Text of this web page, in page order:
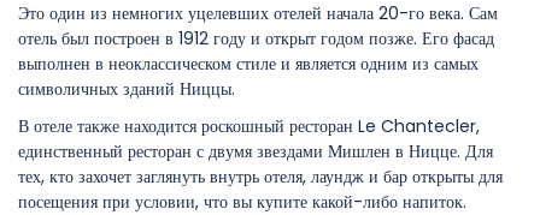
Это один из немногих уцелевших отелей начала 20-го века. Сам
отель был построен в 1912 году и открыт годом позже. Его фасад
выполнен в неоклассическом стиле и является одним из самых
символичных зданий Ниццы.
В отеле также находится роскошный ресторан Le Chantecler,
единственный ресторан с двумя звездами Мишлен в Ницце. Для
тех, кто захочет заглянуть внутрь отеля, лаундж и бар открыты для
посещения при условии, что вы купите какой-либо напиток.